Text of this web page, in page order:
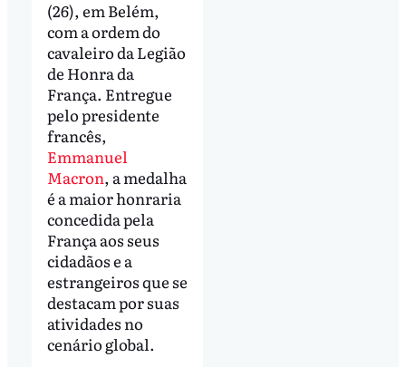
(26), em Belém,
com a ordem do
cavaleiro da Legião
de Honra da
França. Entregue
pelo presidente
francês,
Emmanuel
Macron, a medalha
é a maior honraria
concedida pela
França aos seus
cidadãos e a
estrangeiros que se
destacam por suas
atividades no
cenário global.